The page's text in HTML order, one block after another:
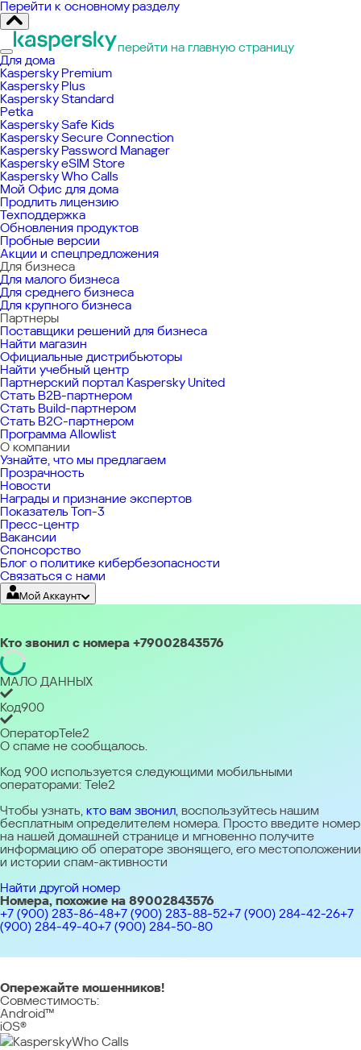
Перейти к основному разделу
перейти на главную страницу
Для дома
Kaspersky Premium
Kaspersky Plus
Kaspersky Standard
Petka
Kaspersky Safe Kids
Kaspersky Secure Connection
Kaspersky Password Manager
Kaspersky eSIM Store
Kaspersky Who Calls
Мой Офис для дома
Продлить лицензию
Техподдержка
Обновления продуктов
Пробные версии
Акции и спецпредложения
Для бизнеса
Для малого бизнеса
Для среднего бизнеса
Для крупного бизнеса
Партнеры
Поставщики решений для бизнеса
Найти магазин
Официальные дистрибьюторы
Найти учебный центр
Партнерский портал Kaspersky United
Стать B2B-партнером
Стать Build-партнером
Стать B2C-партнером
Программа Allowlist
О компании
Узнайте, что мы предлагаем
Прозрачность
Новости
Награды и признание экспертов
Показатель Топ-3
Пресс-центр
Вакансии
Спонсорство
Блог о политике кибербезопасности
Связаться с нами
Мой Аккаунт
My
Kaspersky
Business
HubПродлите
лицензию
для
Бизнеса
Кто звонил с номера +79002843576
МАЛО ДАННЫХ
Код900
ОператорTele2
О спаме не сообщалось.
Код 900 используется следующими мобильными
операторами: Tele2
Чтобы узнать, кто вам звонил, воспользуйтесь нашим
бесплатным определителем номера. Просто введите номер
на нашей домашней странице и мгновенно получите
информацию об операторе звонящего, его местоположении
и истории спам-активности
Найти другой номер
Номера, похожие на 89002843576
+7 (900) 283-86-48+7 (900) 283-88-52+7 (900) 284-42-26+7
(900) 284-49-40+7 (900) 284-50-80
Опережайте мошенников!
Совместимость:
Android™
iOS®
KasperskyWho Calls